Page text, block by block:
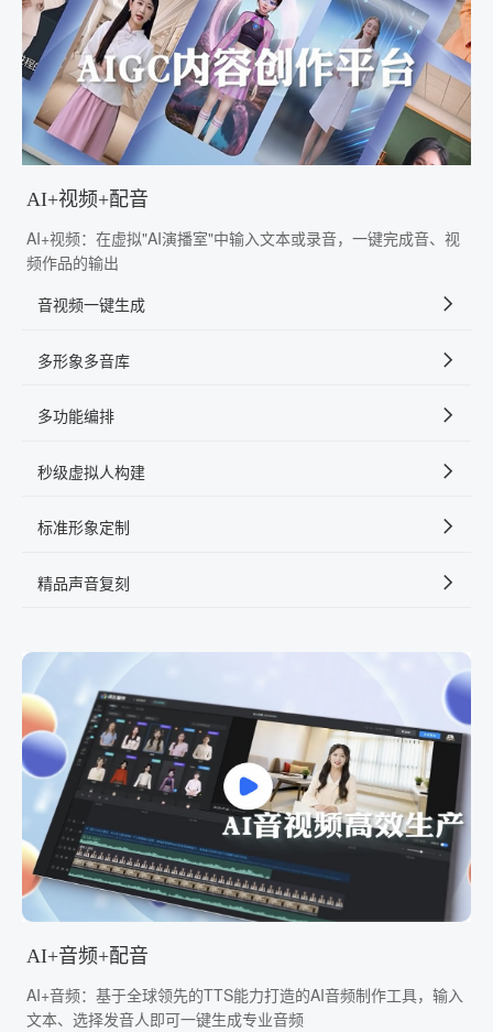
AI+视频+配音
AI+视频：在虚拟"AI演播室"中输入文本或录音，一键完成音、视
频作品的输出
音视频一键生成
多形象多音库
多功能编排
秒级虚拟人构建
标准形象定制
精品声音复刻
AI+音频+配音
AI+音频：基于全球领先的TTS能力打造的AI音频制作工具，输入
文本、选择发音人即可一键生成专业音频